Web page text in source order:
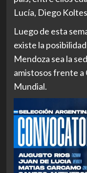
Lucía, Diego
Luego de esta
existe la
Mendoza sea la
amistosos frente a
Mundial.